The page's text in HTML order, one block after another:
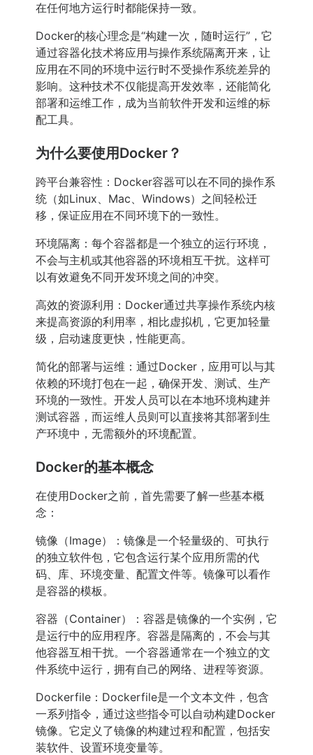
在任何地方运行时都能保持一致。
Docker的核心理念是“构建一次，随时运行”，它
通过容器化技术将应用与操作系统隔离开来，让
应用在不同的环境中运行时不受操作系统差异的
影响。这种技术不仅能提高开发效率，还能简化
部署和运维工作，成为当前软件开发和运维的标
配工具。
为什么要使用Docker？
跨平台兼容性：Docker容器可以在不同的操作系
统（如Linux、Mac、Windows）之间轻松迁
移，保证应用在不同环境下的一致性。
环境隔离：每个容器都是一个独立的运行环境，
不会与主机或其他容器的环境相互干扰。这样可
以有效避免不同开发环境之间的冲突。
高效的资源利用：Docker通过共享操作系统内核
来提高资源的利用率，相比虚拟机，它更加轻量
级，启动速度更快，性能更高。
简化的部署与运维：通过Docker，应用可以与其
依赖的环境打包在一起，确保开发、测试、生产
环境的一致性。开发人员可以在本地环境构建并
测试容器，而运维人员则可以直接将其部署到生
产环境中，无需额外的环境配置。
Docker的基本概念
在使用Docker之前，首先需要了解一些基本概
念：
镜像（Image）：镜像是一个轻量级的、可执行
的独立软件包，它包含运行某个应用所需的代
码、库、环境变量、配置文件等。镜像可以看作
是容器的模板。
容器（Container）：容器是镜像的一个实例，它
是运行中的应用程序。容器是隔离的，不会与其
他容器互相干扰。一个容器通常在一个独立的文
件系统中运行，拥有自己的网络、进程等资源。
Dockerfile：Dockerfile是一个文本文件，包含
一系列指令，通过这些指令可以自动构建Docker
镜像。它定义了镜像的构建过程和配置，包括安
装软件、设置环境变量等。